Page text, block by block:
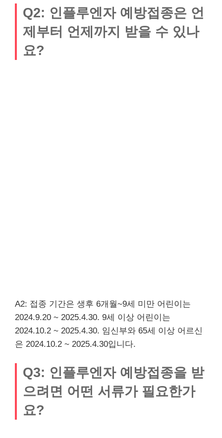
Q2: 인플루엔자 예방접종은 언
제부터 언제까지 받을 수 있나
요?
A2: 접종 기간은 생후 6개월~9세 미만 어린이는
2024.9.20 ~ 2025.4.30. 9세 이상 어린이는
2024.10.2 ~ 2025.4.30. 임신부와 65세 이상 어르신
은 2024.10.2 ~ 2025.4.30입니다.
Q3: 인플루엔자 예방접종을 받
으려면 어떤 서류가 필요한가
요?